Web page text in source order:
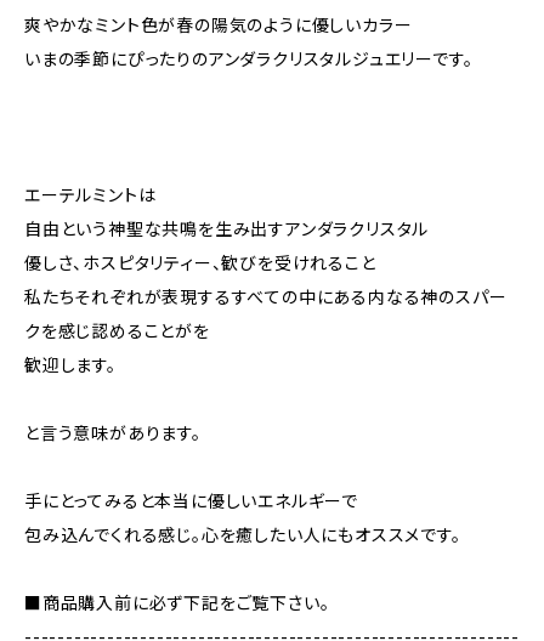
爽やかなミント色が春の陽気のように優しいカラー
いまの季節にぴったりのアンダラクリスタルジュエリーです。
エーテルミントは
自由という神聖な共鳴を生み出すアンダラクリスタル
優しさ、ホスピタリティー、歓びを受けれること
私たちそれぞれが表現するすべての中にある内なる神のスパー
クを感じ認めることがを
歓迎します。
と言う意味があります。
手にとってみると本当に優しいエネルギーで
包み込んでくれる感じ。心を癒したい人にもオススメです。
■商品購入前に必ず下記をご覧下さい。
------------------------------------------------------------